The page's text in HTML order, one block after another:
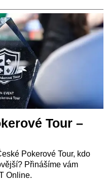
Tour –
Pokerové Tour, kdo
Přinášíme vám
Online.